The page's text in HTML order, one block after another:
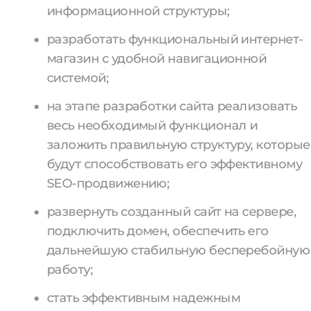
информационной структуры;
разработать функциональный интернет-
магазин с удобной навигационной
системой;
на этапе разработки сайта реализовать
весь необходимый функционал и
заложить правильную структуру, которые
будут способствовать его эффективному
SEO-продвижению;
развернуть созданный сайт на сервере,
подключить домен, обеспечить его
дальнейшую стабильную бесперебойную
работу;
стать эффективным надежным